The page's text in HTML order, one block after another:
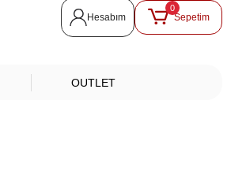
Hesabım
0
Sepetim
OUTLET